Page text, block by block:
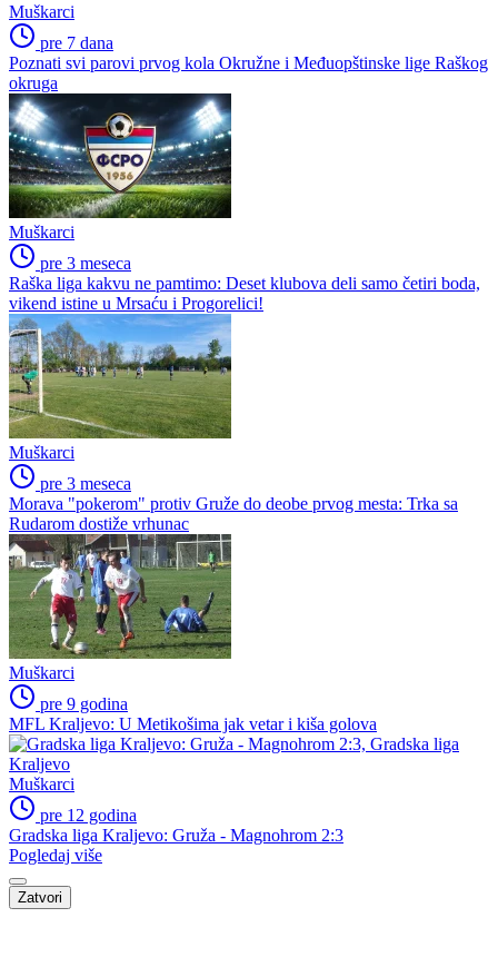
Muškarci
pre 7 dana
Poznati svi parovi prvog kola Okružne i Međuopštinske lige Raškog
okruga
Muškarci
pre 3 meseca
Raška liga kakvu ne pamtimo: Deset klubova deli samo četiri boda,
vikend istine u Mrsaću i Progorelici!
Muškarci
pre 3 meseca
Morava "pokerom" protiv Gruže do deobe prvog mesta: Trka sa
Rudarom dostiže vrhunac
Muškarci
pre 9 godina
MFL Kraljevo: U Metikošima jak vetar i kiša golova
Muškarci
pre 12 godina
Gradska liga Kraljevo: Gruža - Magnohrom 2:3
Pogledaj više
Zatvori